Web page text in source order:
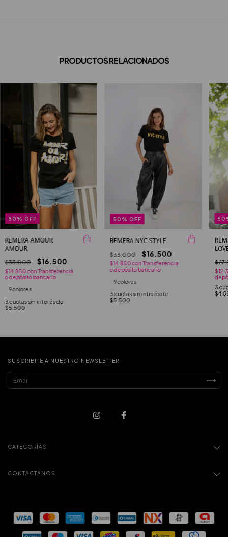
PRODUCTOS RELACIONADOS
50 % OFF
REMERA AMOUR
AMOUR
$33.000 $16.500
$14.850con Transferencia
o depósito bancario
9 colores
3 cuotas sin interés de
$5.500
50 % OFF
REMERA NYC STYLE
$33.000 $16.500
$14.850con Transferencia
o depósito bancario
9 colores
3 cuotas sin interés de
$5.500
50
3
SUSCRIBITE A NUESTRO NEWSLETTER
CATEGORÍAS
CONTACTÁNOS